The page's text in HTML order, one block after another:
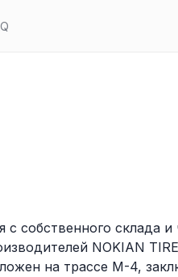
собственного склада и
NOKIAN
на трассе М-4,